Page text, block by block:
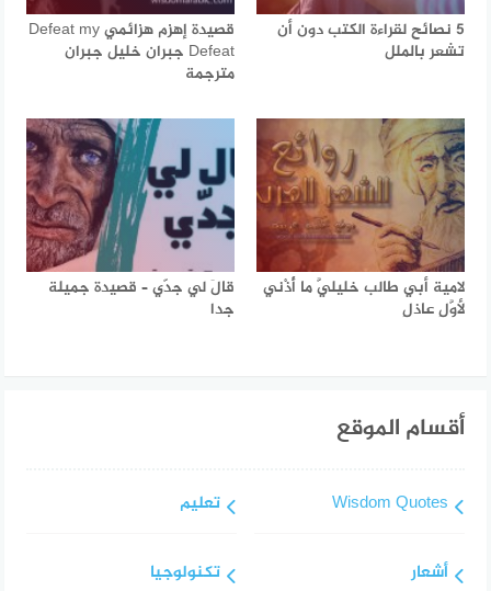
5 نصائح لقراءة الكتب دون أن
تشعر بالملل
قصيدة إهزم هزائمي Defeat my
Defeat جبران خليل جبران
مترجمة
لامية أبي طالب خليليَّ ما أُذْني
لأوَّلِ عاذلِ
قالَ لي جدّي – قصيدة جميلة
جدا
أقسام الموقع
Wisdom Quotes
أشعار
تعليم
تكنولوجيا